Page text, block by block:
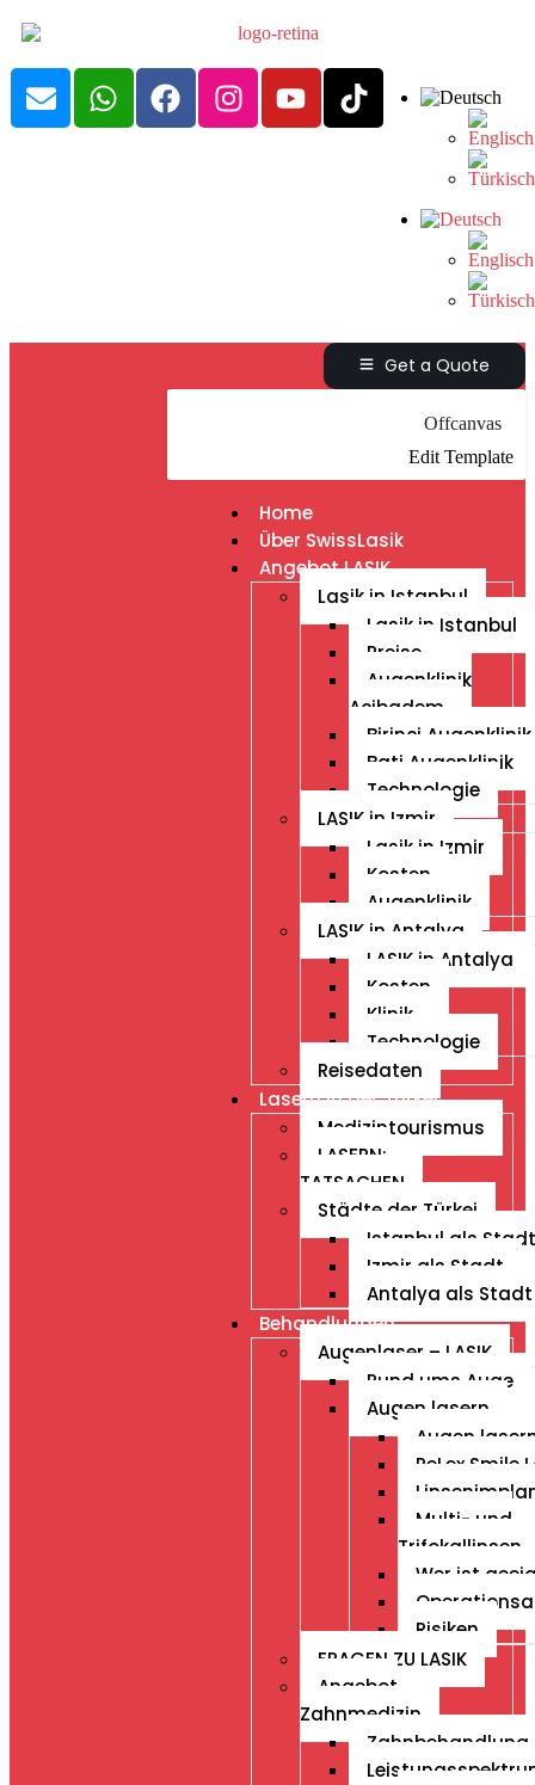
Get a Quote
Offcanvas
Edit Template
Home
Über SwissLasik
Angebot LASIK
Lasik in Istanbul
Lasik in Istanbul
Preise
Augenklinik
Acibadem
Birinci Augenklinik
Bati Augenklinik
Technologie
LASIK in Izmir
Lasik in Izmir
Kosten
Augenklinik
LASIK in Antalya
LASIK in Antalya
Kosten
Klinik
Technologie
Reisedaten
Lasern in der Türkei
Medizintourismus
LASERN:
TATSACHEN
Städte der Türkei
Istanbul als Stadt
Izmir als Stadt
Antalya als Stadt
Behandlungen
Augenlaser – LASIK
Rund ums Auge
Augen lasern
Augen
ReLex Smile
Multi- und
Trifokallinsen
Wer ist
Risiken
FRAGEN ZU LASIK
Angebot
Zahnmedizin
Zahnbehandlung